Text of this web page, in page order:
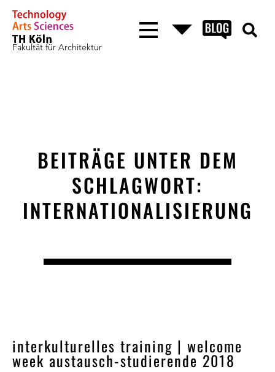
Fakultät für Architektur
BEITRÄGE UNTER DEM
SCHLAGWORT:
INTERNATIONALISIERUNG
interkulturelles training | welcome
week austausch-studierende 2018